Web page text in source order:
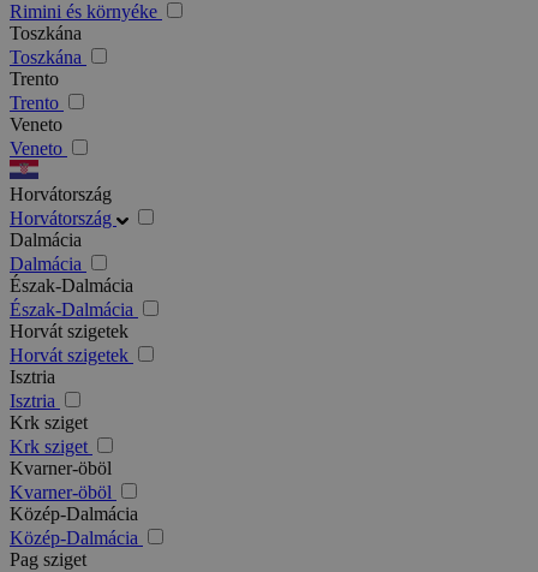
Rimini és környéke
Toszkána
Toszkána
Trento
Trento
Veneto
Veneto
Horvátország
Horvátország
Dalmácia
Dalmácia
Észak-Dalmácia
Észak-Dalmácia
Horvát szigetek
Horvát szigetek
Isztria
Isztria
Krk sziget
Krk sziget
Kvarner-öböl
Kvarner-öböl
Közép-Dalmácia
Közép-Dalmácia
Pag sziget